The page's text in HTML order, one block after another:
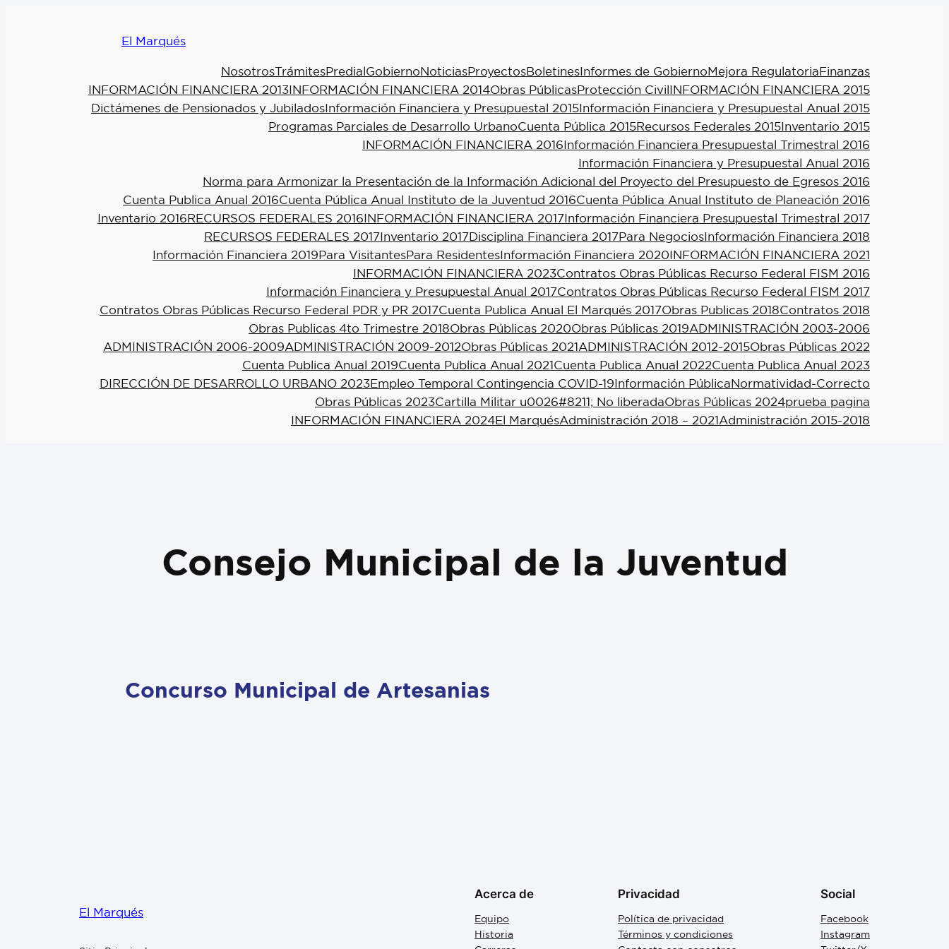
El Marqués
NosotrosTrámitesPredialGobiernoNoticiasProyectosBoletinesInformes de GobiernoMejora RegulatoriaFinanzas
INFORMACIÓN FINANCIERA 2013INFORMACIÓN FINANCIERA 2014Obras PúblicasProtección CivilINFORMACIÓN FINANCIERA 2015
Dictámenes de Pensionados y JubiladosInformación Financiera y Presupuestal 2015Información Financiera y Presupuestal Anual 2015
Programas Parciales de Desarrollo UrbanoCuenta Pública 2015Recursos Federales 2015Inventario 2015
INFORMACIÓN FINANCIERA 2016Información Financiera Presupuestal Trimestral 2016
Información Financiera y Presupuestal Anual 2016
Norma para Armonizar la Presentación de la Información Adicional del Proyecto del Presupuesto de Egresos 2016
Cuenta Publica Anual 2016Cuenta Pública Anual Instituto de la Juventud 2016Cuenta Pública Anual Instituto de Planeación 2016
Inventario 2016RECURSOS FEDERALES 2016INFORMACIÓN FINANCIERA 2017Información Financiera Presupuestal Trimestral 2017
RECURSOS FEDERALES 2017Inventario 2017Disciplina Financiera 2017Para NegociosInformación Financiera 2018
Información Financiera 2019Para VisitantesPara ResidentesInformación Financiera 2020INFORMACIÓN FINANCIERA 2021
INFORMACIÓN FINANCIERA 2023Contratos Obras Públicas Recurso Federal FISM 2016
Información Financiera y Presupuestal Anual 2017Contratos Obras Públicas Recurso Federal FISM 2017
Contratos Obras Públicas Recurso Federal PDR y PR 2017Cuenta Publica Anual El Marqués 2017Obras Publicas 2018Contratos 2018
Obras Publicas 4to Trimestre 2018Obras Públicas 2020Obras Públicas 2019ADMINISTRACIÓN 2003-2006
ADMINISTRACIÓN 2006-2009ADMINISTRACIÓN 2009-2012Obras Públicas 2021ADMINISTRACIÓN 2012-2015Obras Públicas 2022
Cuenta Publica Anual 2019Cuenta Publica Anual 2021Cuenta Publica Anual 2022Cuenta Publica Anual 2023
DIRECCIÓN DE DESARROLLO URBANO 2023Empleo Temporal Contingencia COVID-19Información PúblicaNormatividad-Correcto
Obras Públicas 2023Cartilla Militar u0026#8211; No liberadaObras Públicas 2024prueba pagina
INFORMACIÓN FINANCIERA 2024El MarquésAdministración 2018 – 2021Administración 2015-2018
Consejo Municipal de la Juventud
Concurso Municipal de Artesanias
El Marqués
Acerca de
Equipo
Historia
Privacidad
Política de privacidad
Términos y condiciones
Social
Facebook
Instagram